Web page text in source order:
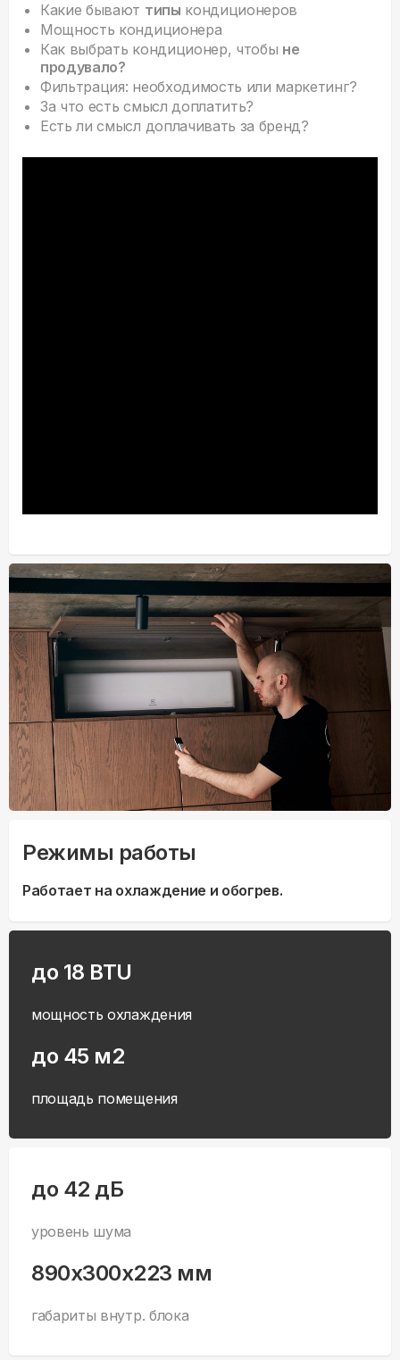
Какие бывают типы кондиционеров
Мощность кондиционера
Как выбрать кондиционер, чтобы не
продувало?
Фильтрация: необходимость или маркетинг?
За что есть смысл доплатить?
Есть ли смысл доплачивать за бренд?
Режимы работы
Работает на охлаждение и обогрев.
до 18 BTU
мощность охлаждения
до 45 м2
площадь помещения
до 42 дБ
уровень шума
890x300x223 мм
габариты внутр. блока